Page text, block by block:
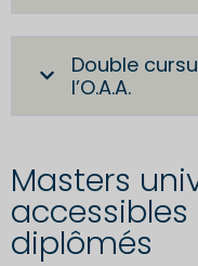
Double
l’O.A.A.
Masters
diplômés